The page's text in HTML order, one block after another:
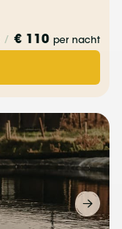
/ € 110 per nacht